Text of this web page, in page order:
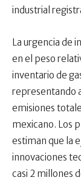
industrial
La urgencia de
en el peso
inventario de
representando
emisiones
mexicano. Los
estiman que la
innovaciones
casi 2 millones